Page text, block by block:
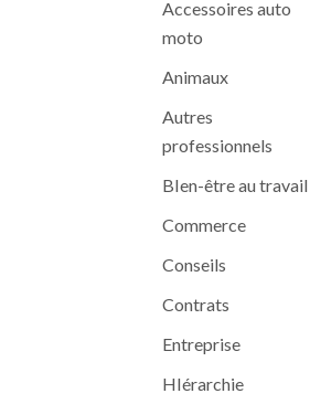
Accessoires auto
moto
Animaux
Autres
professionnels
BIen-être au travail
Commerce
Conseils
Contrats
Entreprise
HIérarchie